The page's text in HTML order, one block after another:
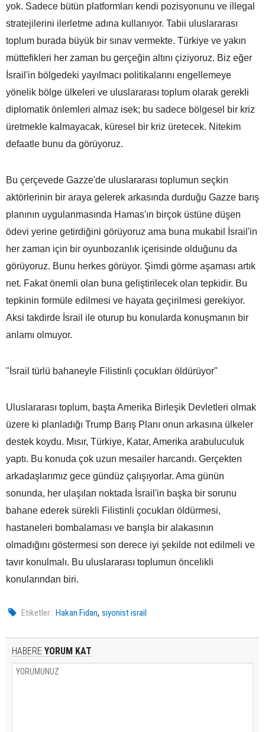
yok. Sadece bütün platformları kendi pozisyonunu ve illegal
stratejilerini ilerletme adına kullanıyor. Tabii uluslararası
toplum burada büyük bir sınav vermekte. Türkiye ve yakın
müttefikleri her zaman bu gerçeğin altını çiziyoruz. Biz eğer
İsrail'in bölgedeki yayılmacı politikalarını engellemeye
yönelik bölge ülkeleri ve uluslararası toplum olarak gerekli
diplomatik önlemleri almaz isek; bu sadece bölgesel bir kriz
üretmekle kalmayacak, küresel bir kriz üretecek. Nitekim
defaatle bunu da görüyoruz.
Bu çerçevede Gazze'de uluslararası toplumun seçkin
aktörlerinin bir araya gelerek arkasında durduğu Gazze barış
planının uygulanmasında Hamas'ın birçok üstüne düşen
ödevi yerine getirdiğini görüyoruz ama buna mukabil İsrail'in
her zaman için bir oyunbozanlık içerisinde olduğunu da
görüyoruz. Bunu herkes görüyor. Şimdi görme aşaması artık
net. Fakat önemli olan buna geliştirilecek olan tepkidir. Bu
tepkinin formüle edilmesi ve hayata geçirilmesi gerekiyor.
Aksi takdirde İsrail ile oturup bu konularda konuşmanın bir
anlamı olmuyor.
"İsrail türlü bahaneyle Filistinli çocukları öldürüyor"
Uluslararası toplum, başta Amerika Birleşik Devletleri olmak
üzere ki planladığı Trump Barış Planı onun arkasına ülkeler
destek koydu. Mısır, Türkiye, Katar, Amerika arabuluculuk
yaptı. Bu konuda çok uzun mesailer harcandı. Gerçekten
arkadaşlarımız gece gündüz çalışıyorlar. Ama günün
sonunda, her ulaşılan noktada İsrail'in başka bir sorunu
bahane ederek sürekli Filistinli çocukları öldürmesi,
hastaneleri bombalaması ve barışla bir alakasının
olmadığını göstermesi son derece iyi şekilde not edilmeli ve
tavır konulmalı. Bu uluslararası toplumun öncelikli
konularından biri.
Etiketler : Hakan Fidan,siyonist israil
HABERE YORUM KAT